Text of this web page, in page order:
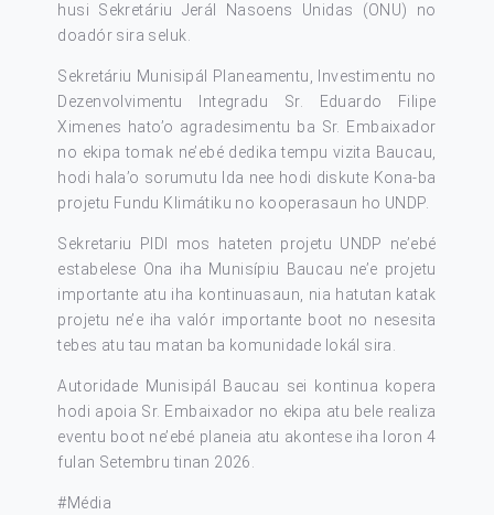
husi Sekretáriu Jerál Nasoens Unidas (ONU) no
doadór sira seluk.
Sekretáriu Munisipál Planeamentu, Investimentu no
Dezenvolvimentu Integradu Sr. Eduardo Filipe
Ximenes hato’o agradesimentu ba Sr. Embaixador
no ekipa tomak ne’ebé dedika tempu vizita Baucau,
hodi hala’o sorumutu Ida nee hodi diskute Kona-ba
projetu Fundu Klimátiku no kooperasaun ho UNDP.
Sekretariu PIDI mos hateten projetu UNDP ne’ebé
estabelese Ona iha Munisípiu Baucau ne’e projetu
importante atu iha kontinuasaun, nia hatutan katak
projetu ne’e iha valór importante boot no nesesita
tebes atu tau matan ba komunidade lokál sira.
Autoridade Munisipál Baucau sei kontinua kopera
hodi apoia Sr. Embaixador no ekipa atu bele realiza
eventu boot ne’ebé planeia atu akontese iha loron 4
fulan Setembru tinan 2026.
#Média